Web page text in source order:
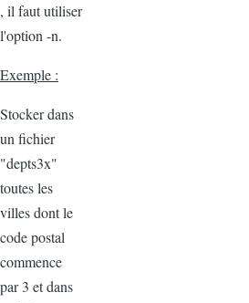
, il faut utiliser
l'option -n.
Exemple :
Stocker dans
un fichier
"depts3x"
toutes les
villes dont le
code postal
commence
par 3 et dans